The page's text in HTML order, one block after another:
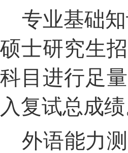
专业基础
硕士研究生
科目进行足
入复试总成绩
外语能力